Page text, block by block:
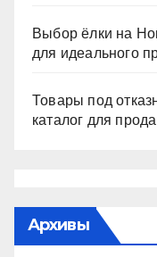
Выбор ёлки на
для идеального
Товары под
каталог для
Архивы